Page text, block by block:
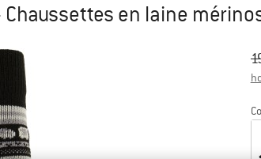
Chaussettes en laine